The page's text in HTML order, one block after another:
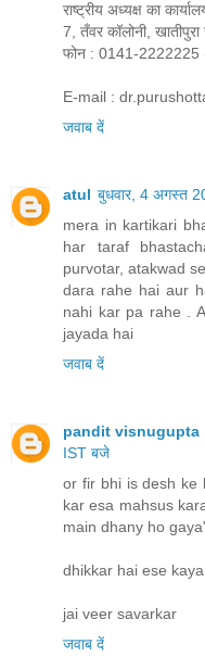
राष्ट्रीय अध्यक्ष का
7, तँवर कॉलोनी,
फोन : 0141-2222225
E-mail :
जवाब दें
atul बुधवार, 4 अगस्त
mera in kartikari
har taraf
purvotar, atakwad
dara rahe hai aur
nahi kar pa rahe .
jayada hai
जवाब दें
pandit visnugupta
IST बजे
or fir bhi is desh ke
kar esa mahsus
main dhany ho
dhikkar hai ese
jai veer savarkar
जवाब दें